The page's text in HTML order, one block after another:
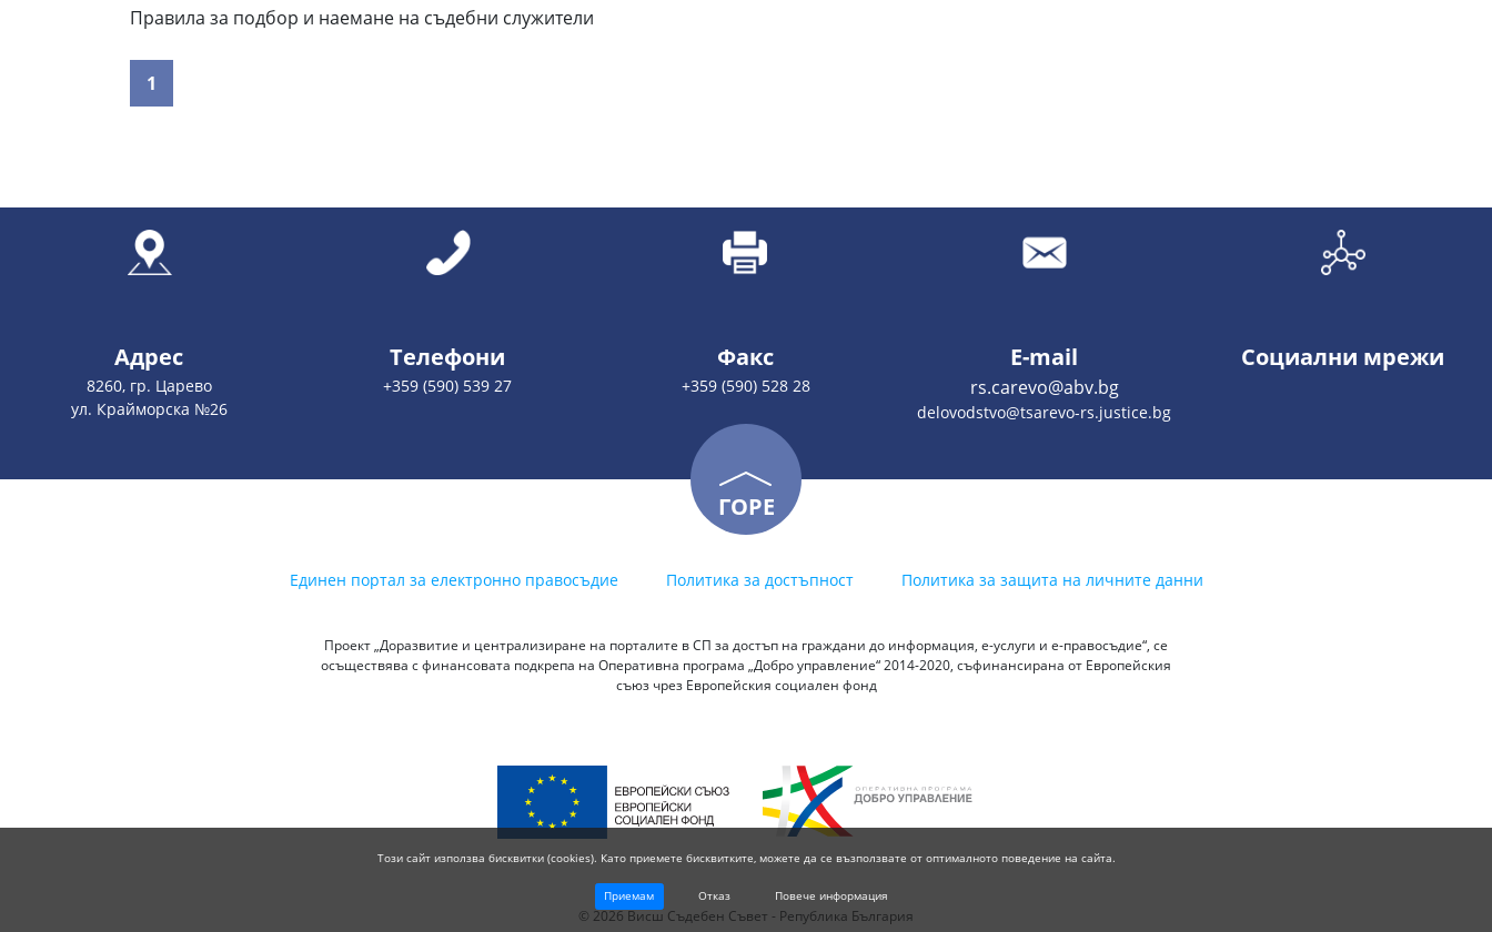
Правила за подбор и наемане на съдебни служители
1
Адрес
8260, гр. Царево
ул. Крайморска №26
Телефони
+359 (590) 539 27
Факс
+359 (590) 528 28
E-mail
rs.carevo@abv.bg
delovodstvo@tsarevo-rs.justice.bg
Социални мрежи
ГОРЕ
Единен портал за електронно правосъдие Политика за достъпност Политика за защита на личните данни
Проект „Доразвитие и централизиране на порталите в СП за достъп на граждани до информация, е-услуги и е-правосъдие“, се
осъществява с финансовата подкрепа на Оперативна програма „Добро управление“ 2014-2020, съфинансирана от Европейския
съюз чрез Европейския социален фонд
© 2026 Висш Съдебен Съвет - Република България
Този сайт използва бисквитки (cookies). Като приемете бисквитките, можете да се възползвате от оптималното поведение на сайта.
Приемам Отказ Повече информация